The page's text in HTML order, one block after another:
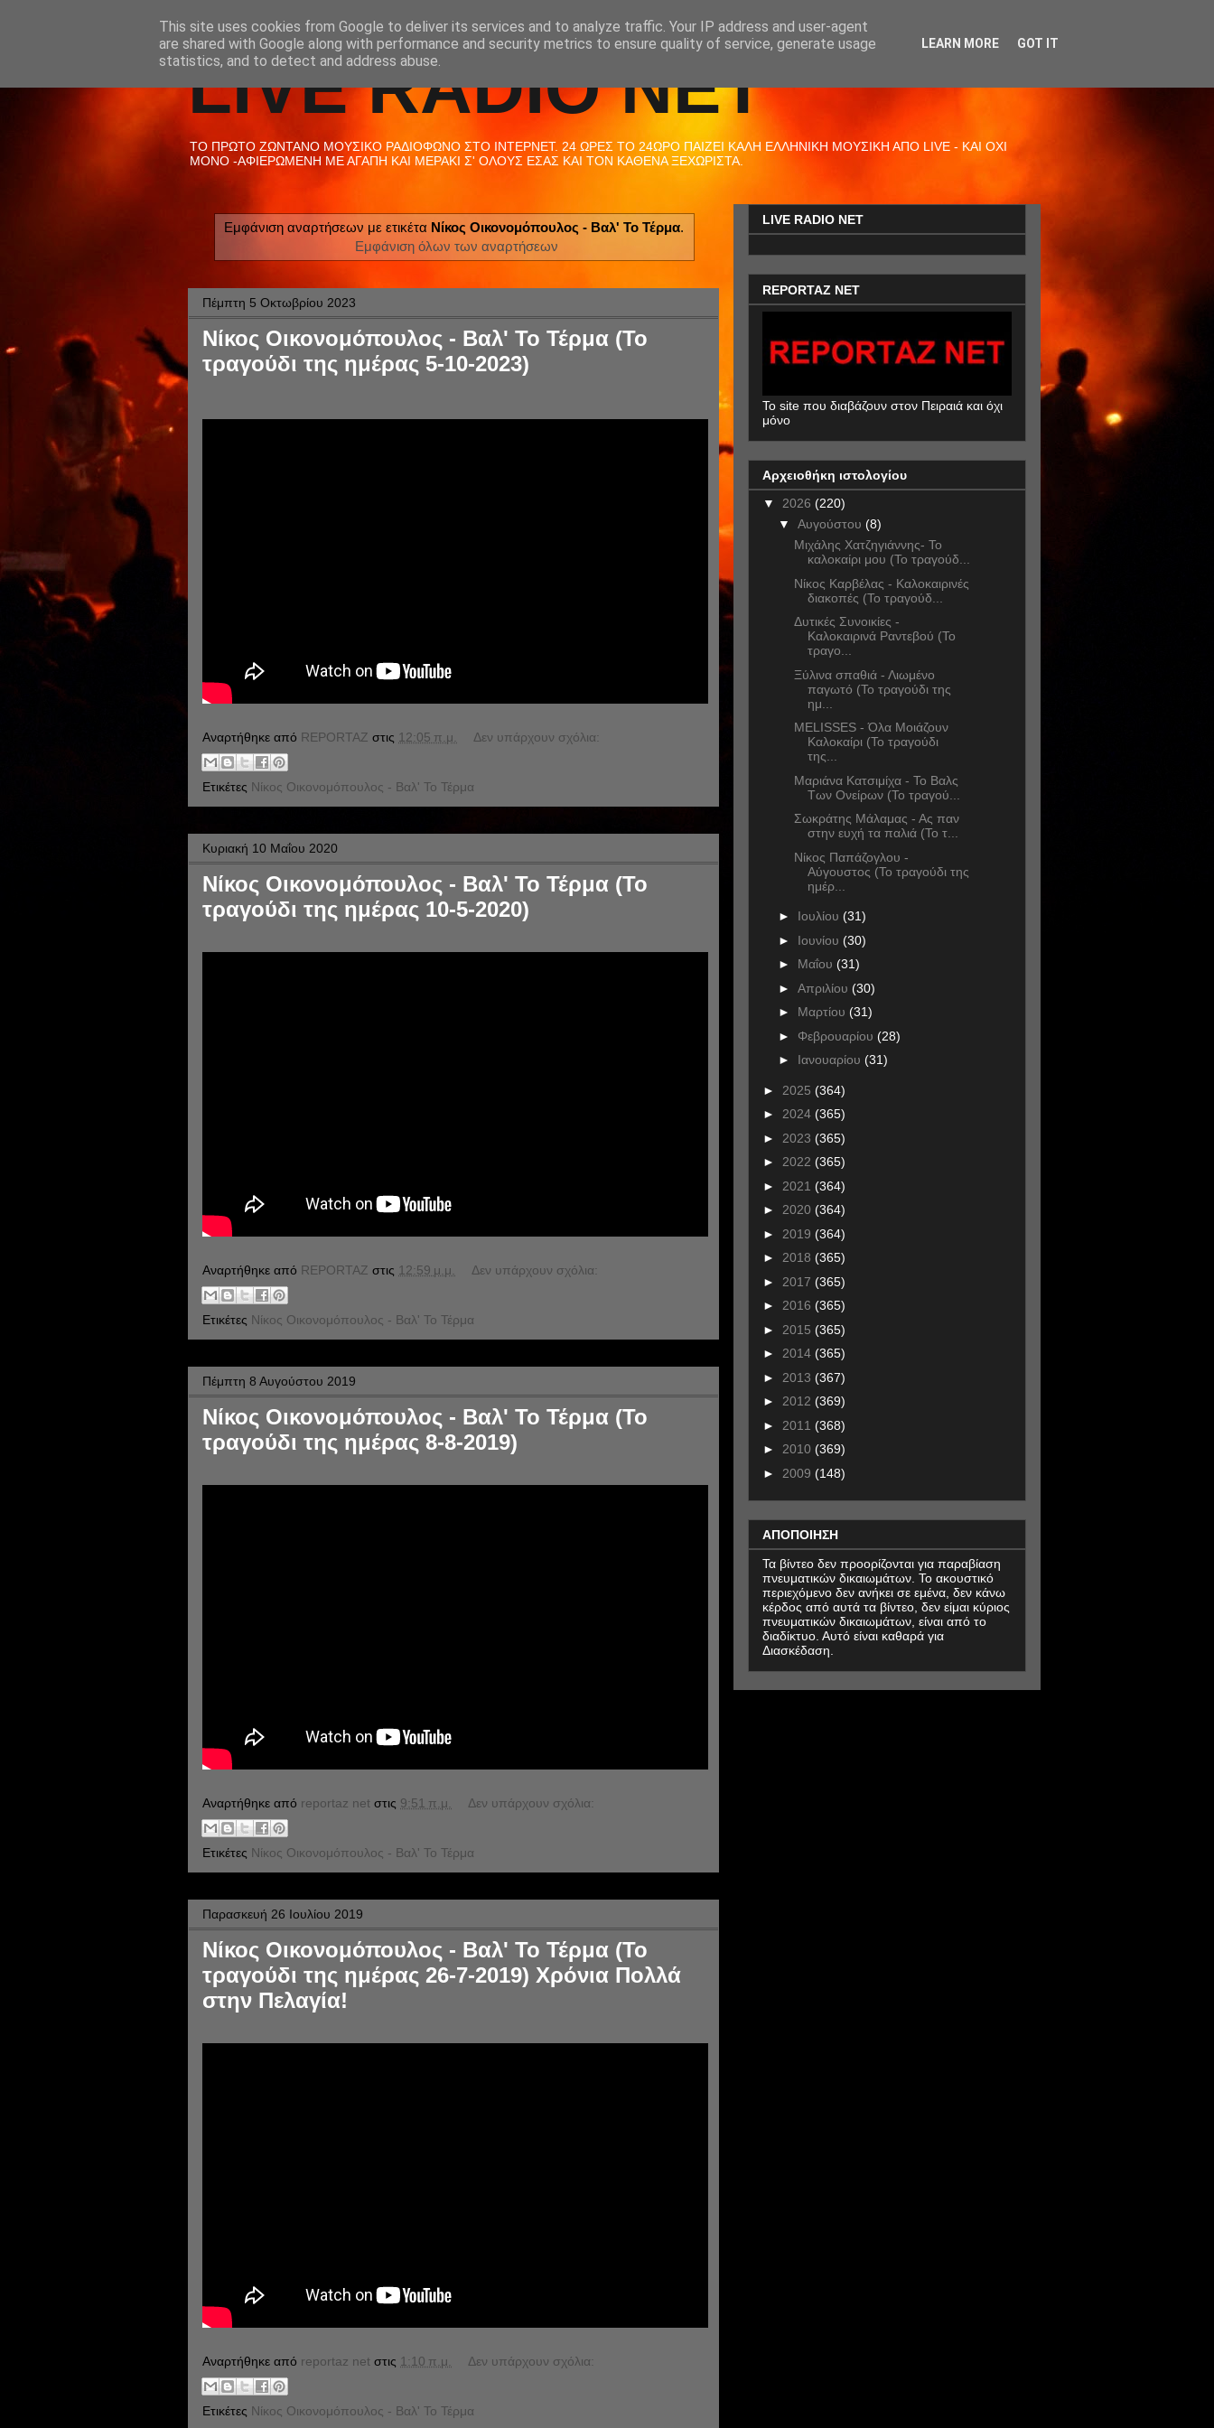
LIVE RADIO NET
ΤΟ ΠΡΩΤΟ ΖΩΝΤΑΝΟ ΜΟΥΣΙΚΟ ΡΑΔΙΟΦΩΝΟ ΣΤΟ ΙΝΤΕΡΝΕΤ. 24 ΩΡΕΣ ΤΟ 24ΩΡΟ ΠΑΙΖΕΙ ΚΑΛΗ ΕΛΛΗΝΙΚΗ ΜΟΥΣΙΚΗ ΑΠΟ LIVE - ΚΑΙ ΟΧΙ
ΜΟΝΟ -ΑΦΙΕΡΩΜΕΝΗ ΜΕ ΑΓΑΠΗ ΚΑΙ ΜΕΡΑΚΙ Σ' ΟΛΟΥΣ ΕΣΑΣ ΚΑΙ ΤΟΝ ΚΑΘΕΝΑ ΞΕΧΩΡΙΣΤΑ.
Εμφάνιση αναρτήσεων με ετικέτα Νίκος Οικονομόπουλος - Βαλ' Το Τέρμα.
Εμφάνιση όλων των αναρτήσεων
Πέμπτη 5 Οκτωβρίου 2023
Νίκος Οικονομόπουλος - Βαλ' Το Τέρμα (Το
τραγούδι της ημέρας 5-10-2023)
Αναρτήθηκε από REPORTAZ στις 12:05 π.μ. Δεν υπάρχουν σχόλια:
Ετικέτες Νίκος Οικονομόπουλος - Βαλ' Το Τέρμα
Κυριακή 10 Μαΐου 2020
Νίκος Οικονομόπουλος - Βαλ' Το Τέρμα (Το
τραγούδι της ημέρας 10-5-2020)
Αναρτήθηκε από REPORTAZ στις 12:59 μ.μ. Δεν υπάρχουν σχόλια:
Ετικέτες Νίκος Οικονομόπουλος - Βαλ' Το Τέρμα
Πέμπτη 8 Αυγούστου 2019
Νίκος Οικονομόπουλος - Βαλ' Το Τέρμα (Το
τραγούδι της ημέρας 8-8-2019)
Αναρτήθηκε από reportaz net στις 9:51 π.μ. Δεν υπάρχουν σχόλια:
Ετικέτες Νίκος Οικονομόπουλος - Βαλ' Το Τέρμα
Παρασκευή 26 Ιουλίου 2019
Νίκος Οικονομόπουλος - Βαλ' Το Τέρμα (Το
τραγούδι της ημέρας 26-7-2019) Χρόνια Πολλά
στην Πελαγία!
Αναρτήθηκε από reportaz net στις 1:10 π.μ. Δεν υπάρχουν σχόλια:
Ετικέτες Νίκος Οικονομόπουλος - Βαλ' Το Τέρμα
LIVE RADIO NET
REPORTAZ NET
To site που διαβάζουν στον Πειραιά και όχι
μόνο
Αρχειοθήκη ιστολογίου
▼ 2026 (220)
▼ Αυγούστου (8)
Μιχάλης Χατζηγιάννης- Το
καλοκαίρι μου (Το τραγούδ...
Νίκος Καρβέλας - Καλοκαιρινές
διακοπές (Το τραγούδ...
Δυτικές Συνοικίες -
Καλοκαιρινά Ραντεβού (Το
τραγο...
Ξύλινα σπαθιά - Λιωμένο
παγωτό (Το τραγούδι της
ημ...
MELISSES - Όλα Μοιάζουν
Καλοκαίρι (Το τραγούδι
της...
Μαριάνα Κατσιμίχα - Το Βαλς
Των Ονείρων (Το τραγού...
Σωκράτης Μάλαμας - Ας παν
στην ευχή τα παλιά (Το τ...
Νίκος Παπάζογλου -
Αύγουστος (Το τραγούδι της
ημέρ...
► Ιουλίου (31)
► Ιουνίου (30)
► Μαΐου (31)
► Απριλίου (30)
► Μαρτίου (31)
► Φεβρουαρίου (28)
► Ιανουαρίου (31)
► 2025 (364)
► 2024 (365)
► 2023 (365)
► 2022 (365)
► 2021 (364)
► 2020 (364)
► 2019 (364)
► 2018 (365)
► 2017 (365)
► 2016 (365)
► 2015 (365)
► 2014 (365)
► 2013 (367)
► 2012 (369)
► 2011 (368)
► 2010 (369)
► 2009 (148)
ΑΠΟΠΟΙΗΣΗ
Τα βίντεο δεν προορίζονται για παραβίαση
πνευματικών δικαιωμάτων. Το ακουστικό
περιεχόμενο δεν ανήκει σε εμένα, δεν κάνω
κέρδος από αυτά τα βίντεο, δεν είμαι κύριος
πνευματικών δικαιωμάτων, είναι από το
διαδίκτυο. Αυτό είναι καθαρά για
Διασκέδαση.
This site uses cookies from Google to deliver its services and to analyze traffic. Your IP address and user-agent
are shared with Google along with performance and security metrics to ensure quality of service, generate usage
statistics, and to detect and address abuse.
LEARN MORE GOT IT